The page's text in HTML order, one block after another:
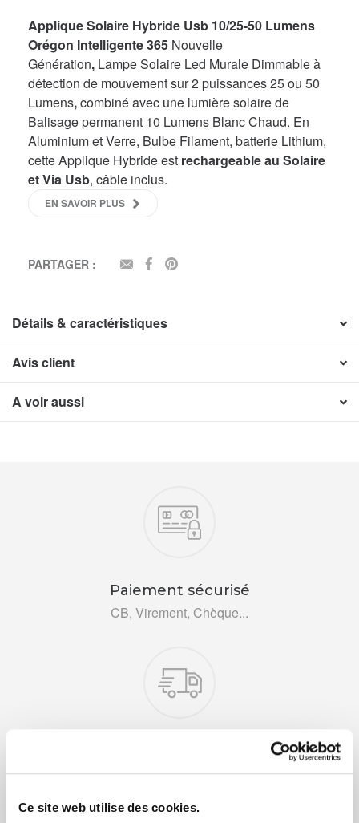
Ce site web utilise des cookies.
Applique Solaire Hybride Usb 10/25-50 Lumens
Orégon Intelligente 365 Nouvelle
Génération, Lampe Solaire Led Murale Dimmable à
détection de mouvement sur 2 puissances 25 ou 50
Lumens,combiné avec une lumière solaire de
Balisage permanent 10 Lumens Blanc Chaud. En
Aluminium et Verre, Bulbe Filament, batterie Lithium,
cette Applique Hybride est rechargeable au Solaire
et Via Usb, câble inclus.
EN SAVOIR PLUS
PARTAGER : EMAILFACEBOOK
Détails & caractéristiques
Avis client
A voir aussi
Paiement sécurisé
CB, Virement, Chèque...
Via DPD ou colissimo